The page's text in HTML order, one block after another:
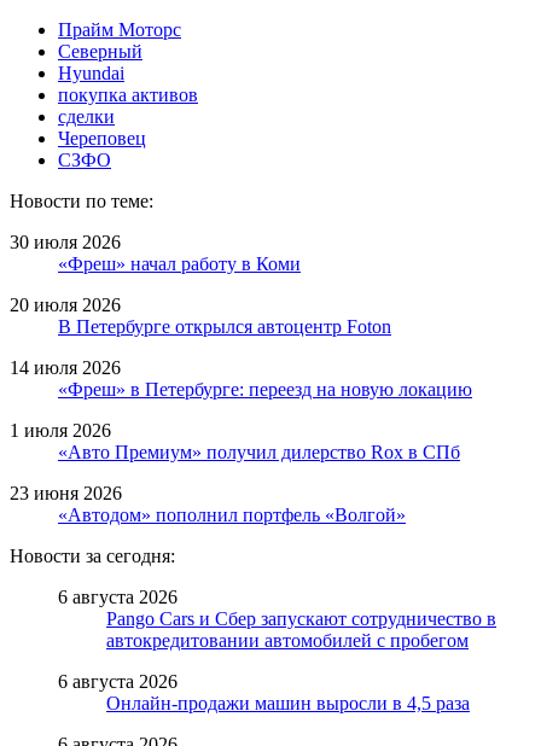
Прайм Моторс
Северный
Hyundai
покупка активов
сделки
Череповец
СЗФО
Новости по теме:
30 июля 2026
«Фреш» начал работу в Коми
20 июля 2026
В Петербурге открылся автоцентр Foton
14 июля 2026
«Фреш» в Петербурге: переезд на новую локацию
1 июля 2026
«Авто Премиум» получил дилерство Rox в СПб
23 июня 2026
«Автодом» пополнил портфель «Волгой»
Новости за сегодня:
6 августа 2026
Pango Cars и Сбер запускают сотрудничество в
автокредитовании автомобилей с пробегом
6 августа 2026
Онлайн-продажи машин выросли в 4,5 раза